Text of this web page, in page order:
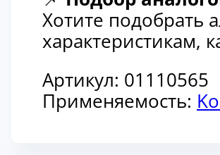
Хотите подобрать
характеристикам,
Артикул: 01110565
Применяемость: